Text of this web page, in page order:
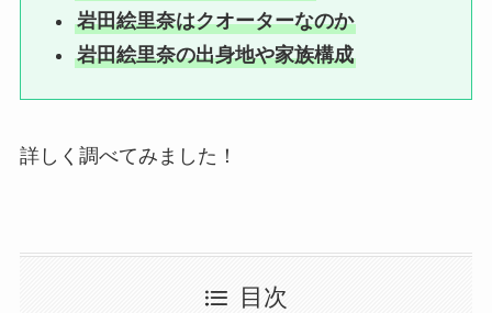
岩田絵里奈はクオーターなのか
岩田絵里奈の出身地や家族構成
詳しく調べてみました！
目次